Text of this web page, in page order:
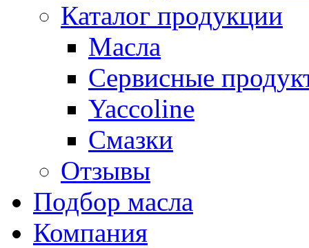
Каталог продукции
Масла
Сервисные
Yaccoline
Смазки
Отзывы
Подбор масла
Компания